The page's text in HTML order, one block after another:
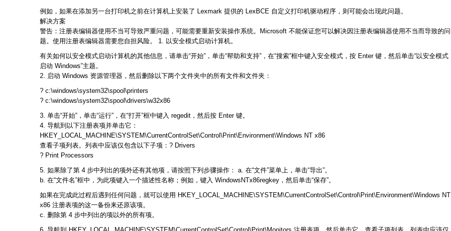
例如，如果在添加另一台打印机之前在计算机上安装了 Lexmark 提供的 LexBCE 自定义打印机驱动程序，则可能会出现此问题。
解决方案
警告：注册表编辑器使用不当可导致严重问题，可能需要重新安装操作系统。Microsoft 不能保证您可以解决因注册表编辑器使用不当而导致的问
题。使用注册表编辑器需要您自担风险。 1. 以安全模式启动计算机。
有关如何以安全模式启动计算机的其他信息，请单击“开始”，单击“帮助和支持”，在“搜索”框中键入安全模式，按 Enter 键，然后单击“以安全模式
启动 Windows”主题。
2. 启动 Windows 资源管理器，然后删除以下两个文件夹中的所有文件和文件夹：
? c:\windows\system32\spool\printers
? c:\windows\system32\spool\drivers\w32x86
3. 单击“开始”，单击“运行”，在“打开”框中键入 regedit，然后按 Enter 键。
4. 导航到以下注册表项并单击它：
HKEY_LOCAL_MACHINE\SYSTEM\CurrentControlSet\Control\Print\Environment\Windows NT x86
查看子项列表。列表中应该仅包含以下子项：? Drivers
? Print Processors
5. 如果除了第 4 步中列出的项外还有其他项，请按照下列步骤操作： a. 在“文件”菜单上，单击“导出”。
b. 在“文件名”框中，为此项键入一个描述性名称；例如，键入 WindowsNTx86regkey，然后单击“保存”。
如果在完成此过程后遇到任何问题，就可以使用 HKEY_LOCAL_MACHINE\SYSTEM\CurrentControlSet\Control\Print\Environment\Windows NT
x86 注册表项的这一备份来还原该项。
c. 删除第 4 步中列出的项以外的所有项。